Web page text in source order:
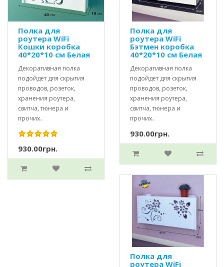
Полка для
роутера WiFi
Кошки коробка
40*20*10 см Белая
Декоративная полка
подойдет для скрытия
проводов, розеток,
хранения роутера,
свитча, тюнера и
прочих..
930.00грн.
Полка для
роутера WiFi
Бэтмен коробка
40*20*10 см Белая
Декоративная полка
подойдет для скрытия
проводов, розеток,
хранения роутера,
свитча, тюнера и
прочих..
930.00грн.
Полка для
роутера WiFi